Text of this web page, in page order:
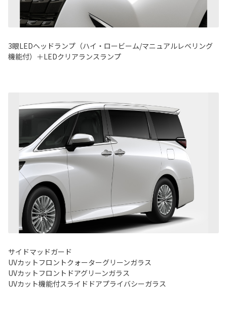
3眼LEDヘッドランプ（ハイ・ロービーム/マニュアルレベリング
機能付）＋LEDクリアランスランプ
サイドマッドガード
UVカットフロントクォーターグリーンガラス
UVカットフロントドアグリーンガラス
UVカット機能付スライドドアプライバシーガラス